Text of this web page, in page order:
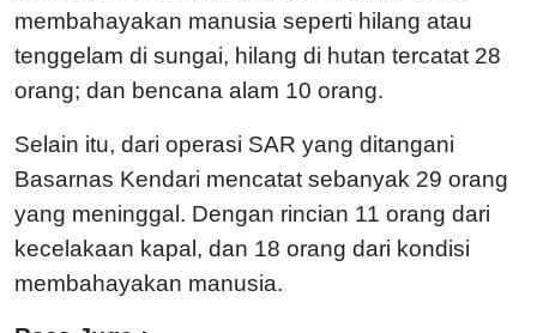
membahayakan manusia seperti hilang atau
tenggelam di sungai, hilang di hutan tercatat 28
orang; dan bencana alam 10 orang.
Selain itu, dari operasi SAR yang ditangani
Basarnas Kendari mencatat sebanyak 29 orang
yang meninggal. Dengan rincian 11 orang dari
kecelakaan kapal, dan 18 orang dari kondisi
membahayakan manusia.